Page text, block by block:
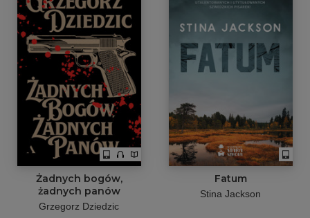
Żadnych bogów,
żadnych panów
Grzegorz Dziedzic
Fatum
Stina Jackson